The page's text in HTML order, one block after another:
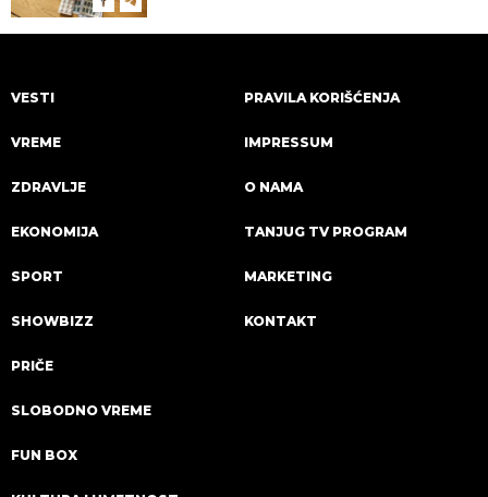
VESTI
VREME
ZDRAVLJE
EKONOMIJA
SPORT
SHOWBIZZ
PRIČE
SLOBODNO VREME
FUN BOX
PRAVILA KORIŠĆENJA
IMPRESSUM
O NAMA
TANJUG TV PROGRAM
MARKETING
KONTAKT